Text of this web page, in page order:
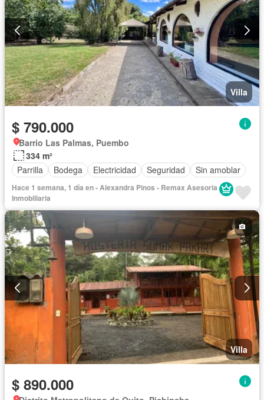
Villa
$ 790.000
Barrio Las Palmas, Puembo
334 m²
Parrilla
Bodega Electricidad Seguridad Sin amoblar
Hace 1 semana, 1 día en - Alexandra Pinos - Remax Asesoria
Inmobiliaria
Villa
$ 890.000